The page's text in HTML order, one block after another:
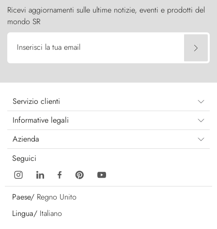
Ricevi aggiornamenti sulle ultime notizie, eventi e prodotti del
mondo SR
Inserisci la tua email
Servizio clienti
Informative legali
Azienda
Seguici
Paese/ Regno Unito
Lingua/ Italiano